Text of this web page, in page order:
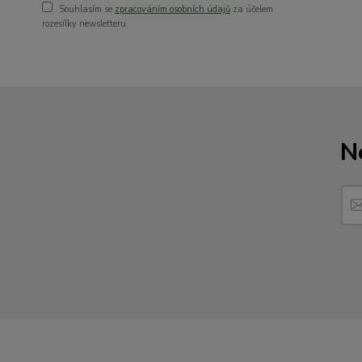
Souhlasím se zpracováním osobních údajů za účelem
rozesílky newsletteru.